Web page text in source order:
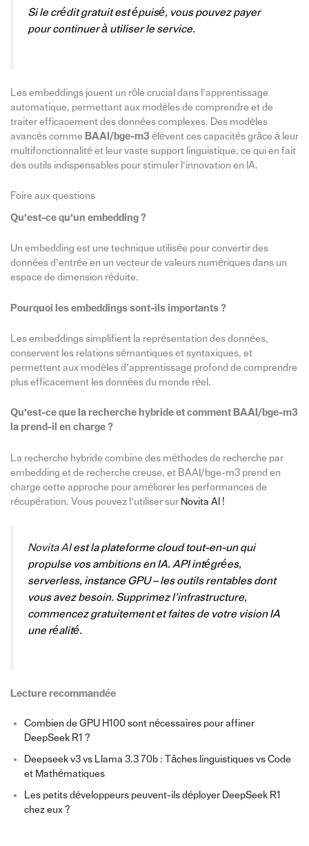
Si le crédit gratuit est épuisé, vous pouvez payer
pour continuer à utiliser le service.
Les embeddings jouent un rôle crucial dans l’apprentissage
automatique, permettant aux modèles de comprendre et de
traiter efficacement des données complexes. Des modèles
avancés comme BAAI/bge-m3élèvent ces capacités grâce à leur
multifonctionnalité et leur vaste support linguistique, ce qui en fait
des outils indispensables pour stimuler l’innovation en IA.
Foire aux questions
Qu’est-ce qu’un embedding ?
Un embedding est une technique utilisée pour convertir des
données d’entrée en un vecteur de valeurs numériques dans un
espace de dimension réduite.
Pourquoi les embeddings sont-ils importants ?
Les embeddings simplifient la représentation des données,
conservent les relations sémantiques et syntaxiques, et
permettent aux modèles d’apprentissage profond de comprendre
plus efficacement les données du monde réel.
Qu’est-ce que la recherche hybride et comment BAAI/bge-m3
la prend-il en charge ?
La recherche hybride combine des méthodes de recherche par
embedding et de recherche creuse, et BAAI/bge-m3 prend en
charge cette approche pour améliorer les performances de
récupération. Vous pouvez l’utiliser sur Novita AI !
Novita AIest la plateforme cloud tout-en-un qui
propulse vos ambitions en IA. API intégrées,
serverless, instance GPU – les outils rentables dont
vous avez besoin. Supprimez l’infrastructure,
commencez gratuitement et faites de votre vision IA
une réalité.
Lecture recommandée
Combien de GPU H100 sont nécessaires pour affiner
DeepSeek R1 ?
Deepseek v3 vs Llama 3.3 70b : Tâches linguistiques vs Code
et Mathématiques
Les petits développeurs peuvent-ils déployer DeepSeek R1
chez eux ?